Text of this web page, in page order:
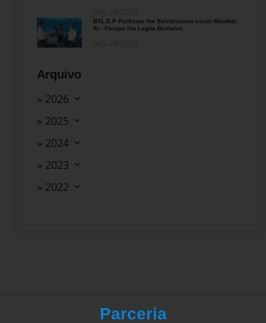
BTL,E.P Partisipa iha Selebrasaun Loron Mundial
Ai - Parapa iha Lagoa Bemalae.
Arquivo
» 2026
» 2025
» 2024
» 2023
» 2022
Parceria